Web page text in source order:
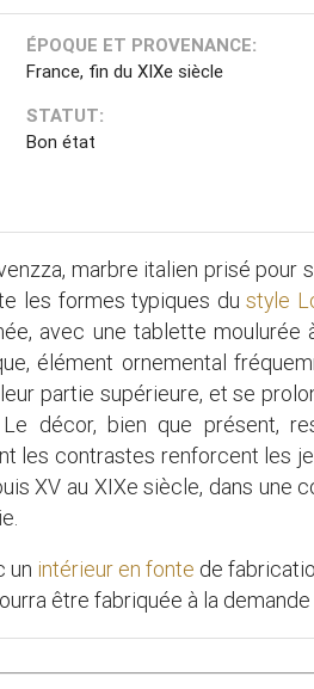
ÉPOQUE ET PROVENANCE:
France, fin du XIXe siècle
STATUT:
Bon état
marbre italien prisé pour
les formes typiques dustyle
avec une tablette
élément ornemental
partie supérieure, et se
décor, bien que présent,
les contrastes renforcent les
XV au XIXe siècle, dans une
un intérieur en fonte de
être fabriquée à la